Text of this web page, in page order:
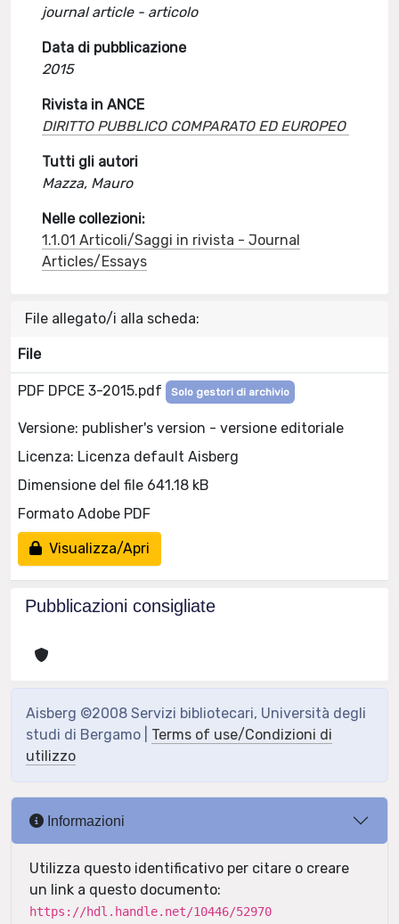
journal article - articolo
Data di pubblicazione
2015
Rivista in ANCE
DIRITTO PUBBLICO COMPARATO ED EUROPEO
Tutti gli autori
Mazza, Mauro
Nelle collezioni:
1.1.01 Articoli/Saggi in rivista - Journal
Articles/Essays
File allegato/i alla scheda:
File
PDF DPCE 3-2015.pdf Solo gestori di archivio
Versione: publisher's version - versione editoriale
Licenza: Licenza default Aisberg
Dimensione del file 641.18 kB
Formato Adobe PDF
Visualizza/Apri
Pubblicazioni consigliate
Aisberg ©2008 Servizi bibliotecari, Università degli
studi di Bergamo | Terms of use/Condizioni di
utilizzo
Informazioni
Utilizza questo identificativo per citare o creare
un link a questo documento:
https://hdl.handle.net/10446/52970